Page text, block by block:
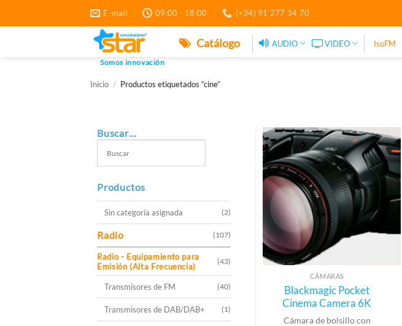
contenido
E-mail 09:00 - 18:00 (+34) 91 277 34 70
Somos innovación
Catálogo AUDIO VIDEO IsoFM
Inicio / Productos etiquetados “cine”
Buscar…
Productos
Sin categoría asignada (2)
Radio (107)
Radio - Equipamiento para
Emisión (Alta Frecuencia)
(43)
Transmisores de FM (40)
Transmisores de DAB/DAB+ (1)
CÁMARAS
Blackmagic Pocket
Cinema Camera 6K
Cámara de bolsillo con